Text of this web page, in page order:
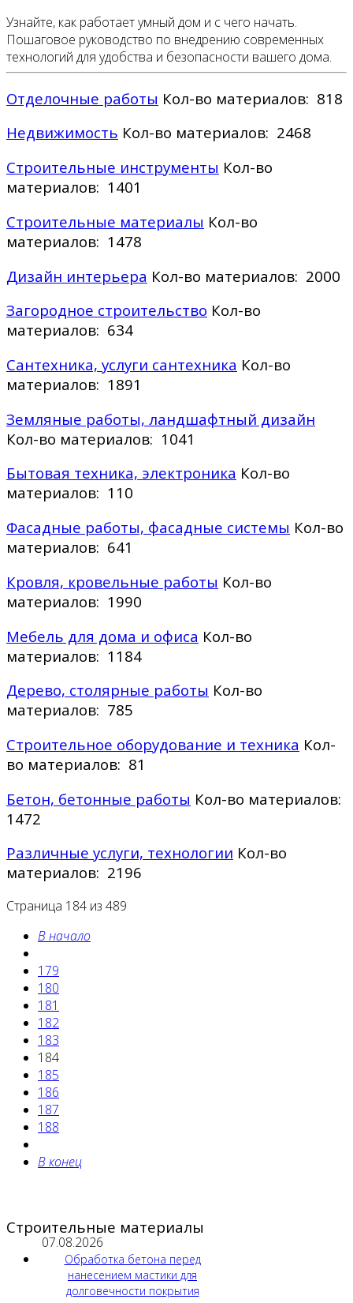
Узнайте, как работает умный дом и с чего начать.
Пошаговое руководство по внедрению современных
технологий для удобства и безопасности вашего дома.
Отделочные работы Кол-во материалов: 818
Недвижимость Кол-во материалов: 2468
Строительные инструменты Кол-во
материалов: 1401
Строительные материалы Кол-во
материалов: 1478
Дизайн интерьера Кол-во материалов: 2000
Загородное строительство Кол-во
материалов: 634
Сантехника, услуги сантехника Кол-во
материалов: 1891
Земляные работы, ландшафтный дизайн
Кол-во материалов: 1041
Бытовая техника, электроника Кол-во
материалов: 110
Фасадные работы, фасадные системы Кол-во
материалов: 641
Кровля, кровельные работы Кол-во
материалов: 1990
Мебель для дома и офиса Кол-во
материалов: 1184
Дерево, столярные работы Кол-во
материалов: 785
Строительное оборудование и техника Кол-
во материалов: 81
Бетон, бетонные работы Кол-во материалов:
1472
Различные услуги, технологии Кол-во
материалов: 2196
Страница 184 из 489
В начало
179
180
181
182
183
184
185
186
187
188
В конец
Строительные материалы
07.08.2026
Обработка бетона перед
нанесением мастики для
долговечности покрытия